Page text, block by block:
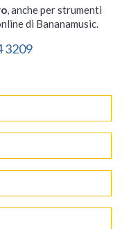
, anche per strumenti
di Bananamusic.
3209